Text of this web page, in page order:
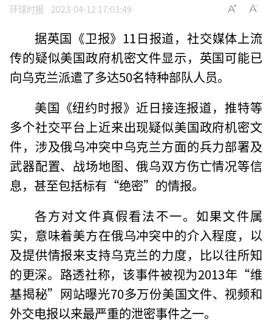
环球时报 2023-04-12 17:03:49
据英国《卫报》11日报道，社交媒体上流
传的疑似美国政府机密文件显示，英国可能已
向乌克兰派遣了多达50名特种部队人员。
美国《纽约时报》近日接连报道，推特等
多个社交平台上近来出现疑似美国政府机密文
件，涉及俄乌冲突中乌克兰方面的兵力部署及
武器配置、战场地图、俄乌双方伤亡情况等信
息，甚至包括标有“绝密”的情报。
各方对文件真假看法不一。如果文件属
实，意味着美方在俄乌冲突中的介入程度，以
及提供情报来支持乌克兰的力度，比以往所知
的更深。路透社称，该事件被视为2013年“维
基揭秘”网站曝光70多万份美国文件、视频和
外交电报以来最严重的泄密事件之一。